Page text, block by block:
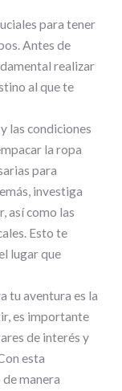
para tener
Antes de
realizar
al que te
las condiciones
la ropa
para
investiga
así como las
Esto te
lugar que
tu aventura es la
es importante
de interés y
esta
manera